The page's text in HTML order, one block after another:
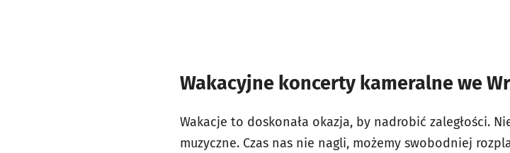
Wakacyjne koncerty kameralne we
Wakacje to doskonała okazja, by nadrobić zaległości.
muzyczne. Czas nas nie nagli, możemy swobodniej